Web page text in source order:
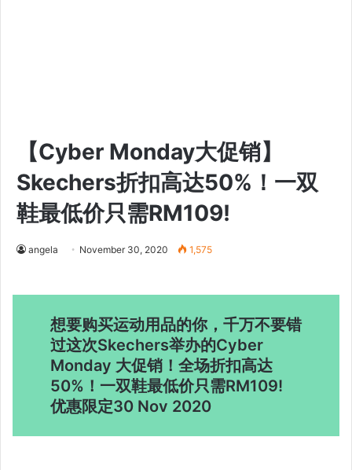
【Cyber Monday大促销】
Skechers折扣高达50%！一双
鞋最低价只需RM109!
angela November 30, 2020 1,575
想要购买运动用品的你，千万不要错
过这次Skechers举办的Cyber
Monday 大促销！全场折扣高达
50%！一双鞋最低价只需RM109!
优惠限定30 Nov 2020